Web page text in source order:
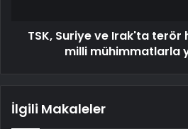
TSK, Suriye ve Irak'ta
milli mühimmatlarla
İlgili Makaleler